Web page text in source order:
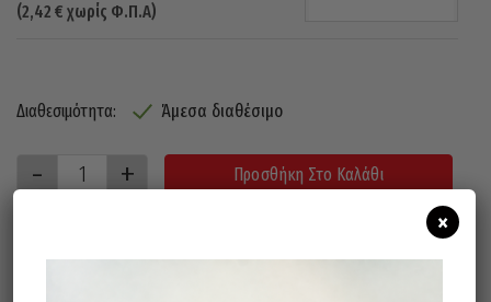
(2,42 € χωρίς Φ.Π.Α)
Διαθεσιμότητα: Άμεσα διαθέσιμο
Προσθήκη Στο Καλάθι
×